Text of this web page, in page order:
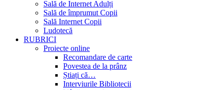
Sală de Internet Adulți
Sală de împrumut Copii
Sală Internet Copii
Ludotecă
RUBRICI
Proiecte online
Recomandare de carte
Povestea de la prânz
Știați că…
Interviurile Bibliotecii